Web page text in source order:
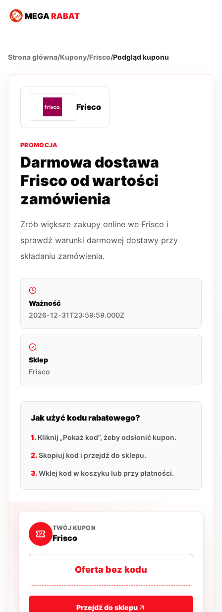
MEGARABAT
Strona główna/Kupony/Frisco/Podgląd kuponu
Frisco
PROMOCJA
Darmowa dostawa
Frisco od wartości
zamówienia
Zrób większe zakupy online we Frisco i
sprawdź warunki darmowej dostawy przy
składaniu zamówienia.
Ważność
2026-12-31T23:59:59.000Z
Sklep
Frisco
Jak użyć kodu rabatowego?
1. Kliknij „Pokaż kod”, żeby odsłonić kupon.
2.Skopiuj kod i przejdź do sklepu.
3.Wklej kod w koszyku lub przy płatności.
TWÓJ KUPON
Frisco
Oferta bez kodu
Przejdź do sklepu